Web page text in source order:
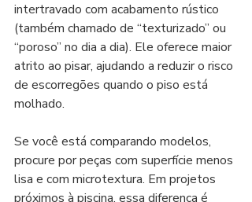
intertravado com acabamento rústico
(também chamado de “texturizado” ou
“poroso” no dia a dia). Ele oferece maior
atrito ao pisar, ajudando a reduzir o risco
de escorregões quando o piso está
molhado.
Se você está comparando modelos,
procure por peças com superfície menos
lisa e com microtextura. Em projetos
próximos à piscina, essa diferença é